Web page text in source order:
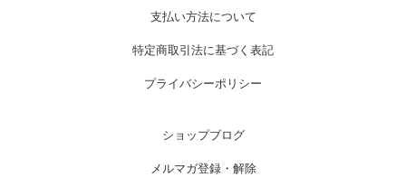
支払い方法について
特定商取引法に基づく表記
プライバシーポリシー
ショップブログ
メルマガ登録・解除